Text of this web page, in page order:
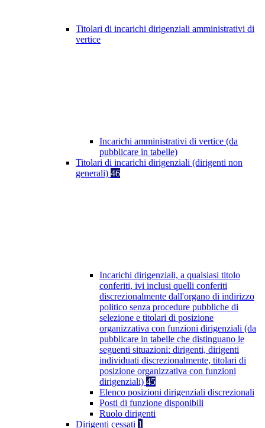
Titolari di incarichi dirigenziali amministrativi di
vertice
Incarichi amministrativi di vertice (da
pubblicare in tabelle)
Titolari di incarichi dirigenziali (dirigenti non
generali) 46
Incarichi dirigenziali, a qualsiasi titolo
conferiti, ivi inclusi quelli conferiti
discrezionalmente dall'organo di indirizzo
politico senza procedure pubbliche di
selezione e titolari di posizione
organizzativa con funzioni dirigenziali (da
pubblicare in tabelle che distinguano le
seguenti situazioni: dirigenti, dirigenti
individuati discrezionalmente, titolari di
posizione organizzativa con funzioni
dirigenziali) 45
Elenco posizioni dirigenziali discrezionali
Posti di funzione disponibili
Ruolo dirigenti
Dirigenti cessati 1